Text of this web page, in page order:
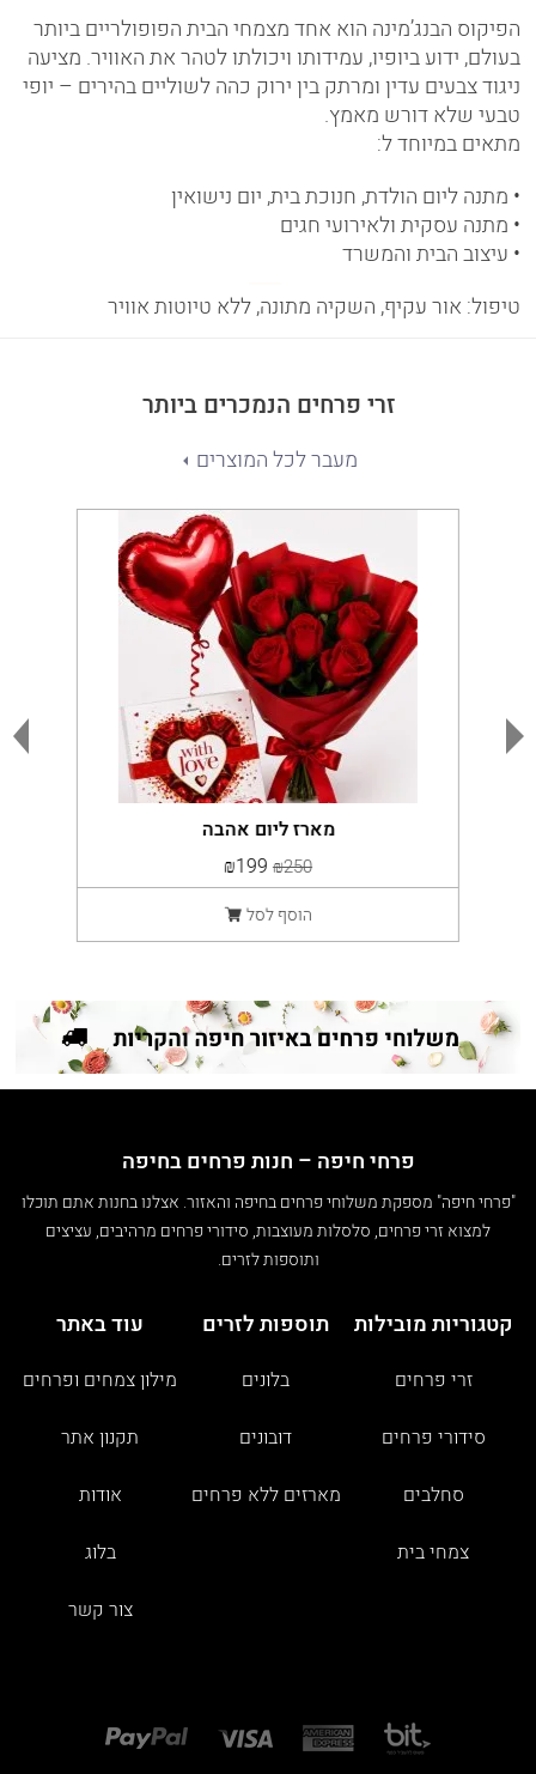
הפיקוס הבנג’מינה הוא אחד מצמחי הבית הפופולריים ביותר
בעולם, ידוע ביופיו, עמידותו ויכולתו לטהר את האוויר. מציעה
ניגוד צבעים עדין ומרתק בין ירוק כהה לשוליים בהירים – יופי
טבעי שלא דורש מאמץ.
מתאים במיוחד ל:
• מתנה ליום הולדת, חנוכת בית, יום נישואין
• מתנה עסקית ולאירועי חגים
• עיצוב הבית והמשרד
טיפול: אור עקיף, השקיה מתונה, ללא טיוטות אוויר
זרי פרחים הנמכרים ביותר
מעבר לכל המוצרים
מארז ליום אהבה
₪250
₪199
הוסף לסל
פרחי חיפה – חנות פרחים בחיפה
"פרחי חיפה" מספקת משלוחי פרחים בחיפה והאזור. אצלנו בחנות אתם תוכלו
למצוא זרי פרחים, סלסלות מעוצבות, סידורי פרחים מרהיבים, עציצים
ותוספות לזרים.
קטגוריות מובילות
זרי פרחים
סידורי פרחים
סחלבים
צמחי בית
תוספות לזרים
בלונים
דובונים
מארזים ללא פרחים
עוד באתר
מילון צמחים ופרחים
תקנון אתר
אודות
בלוג
צור קשר